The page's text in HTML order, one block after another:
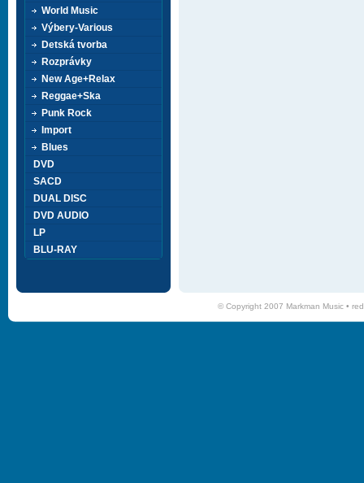
World Music
Výbery-Various
Detská tvorba
Rozprávky
New Age+Relax
Reggae+Ska
Punk Rock
Import
Blues
DVD
SACD
DUAL DISC
DVD AUDIO
LP
BLU-RAY
© Copyright 2007 Markman Music •